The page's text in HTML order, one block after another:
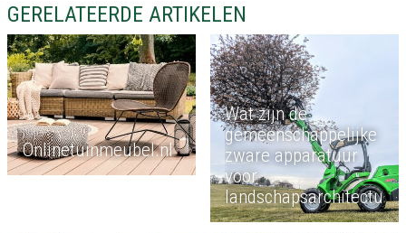
GERELATEERDE ARTIKELEN
Onlinetuinmeubel.nl
Wat zijn de
gemeenschappelijke
zware apparatuur
voor
landschapsarchitectuur?